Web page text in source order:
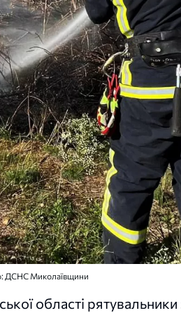
ДСНС Миколаївщини
області